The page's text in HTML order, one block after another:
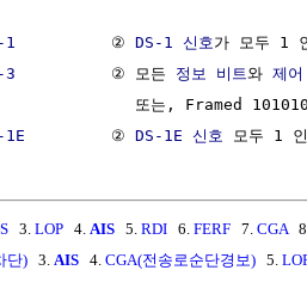
1
          ②
DS-1 신호가 모두 1
3
          ② 모든
정보 비트와 제어
또는, Framed
1E
         ②
DS-1E 신호 모두 1
3. LOP 4. AIS 5. RDI 6. FERF 7. CGA 8.
단) 3. AIS 4. CGA(전송로순단경보) 5.